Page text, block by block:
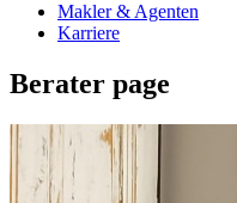
Makler & Agenten
Karriere
Berater page